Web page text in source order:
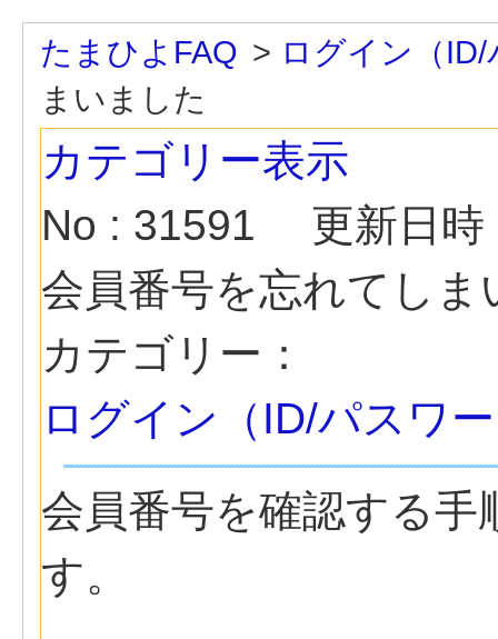
たまひよFAQ > ログイン（
まいました
カテゴリー表示
No : 31591
更新日
会員番号を忘れてしま
カテゴリー：
ログイン（ID/パスワ
会員番号を確認する
す。